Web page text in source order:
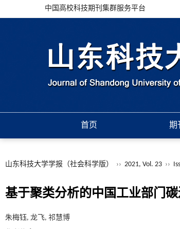
中国高校科技期刊集群服务平台
首页 期
山东科技大学学报（社会科学版） ›› 2021, Vol. 23 ››
基于聚类分析的中国工业部门
朱梅钰, 龙飞, 祁慧博